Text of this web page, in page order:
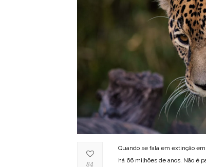
Quando se fala em extinção
há 66 milhões de anos. Não é
84